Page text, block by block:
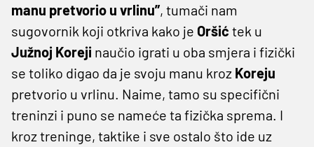
manu pretvorio u vrlinu”, tumači nam
sugovornik koji otkriva kako je Oršić tek u
Južnoj Koreji naučio igrati u oba smjera i fizički
se toliko digao da je svoju manu kroz Koreju
pretvorio u vrlinu. Naime, tamo su specifični
treninzi i puno se nameće ta fizička sprema. I
kroz treninge, taktike i sve ostalo što ide uz